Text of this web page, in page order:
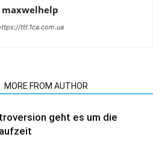
maxwelhelp
ttt.1ca.com.ua
MORE FROM AUTHOR
geht es um die